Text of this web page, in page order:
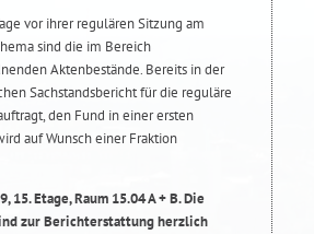
vor ihrer regulären Sitzung am
sind die im Bereich
Aktenbestände. Bereits in der
Sachstandsbericht für die reguläre
den Fund in einer ersten
auf Wunsch einer Fraktion
Etage, Raum 15.04 A + B. Die
zur Berichterstattung herzlich